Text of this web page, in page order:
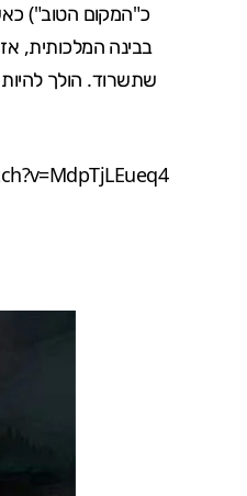
כ"המקום הטוב")
בבינה המלכותית,